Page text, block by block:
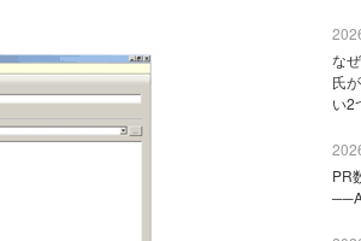
な
氏
い2
PR